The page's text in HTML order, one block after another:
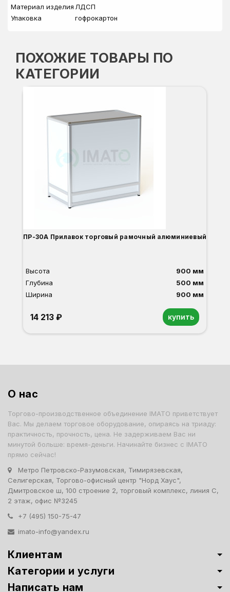
Материал изделия ЛДСП
Упаковка
гофрокартон
ПОХОЖИЕ ТОВАРЫ ПО
КАТЕГОРИИ
ПР-30А Прилавок торговый рамочный алюминиевый
Высота
900 мм
Глубина
500 мм
Ширина
900 мм
14 213 ₽ купить
О нас
Торгово-производственное объединение IMATO приветствует
Вас. Мы делаем торговое оборудование, опираясь на триаду:
практичность, прочность, цена. Не задерживаем Вас ни
минутой больше: время-деньги. Начинайте бизнес с IMATO
прямо сейчас!
Метро Петровско-Разумовская, Тимирязевская,
Селигерская, Торгово-офисный центр "Норд Хаус",
Дмитровское ш, 100 строение 2, торговый комплекс, линия С,
2 этаж, офис №3245
+7 (495) 150-75-47
imato-info@yandex.ru
Клиентам
Категории и услуги
Написать нам